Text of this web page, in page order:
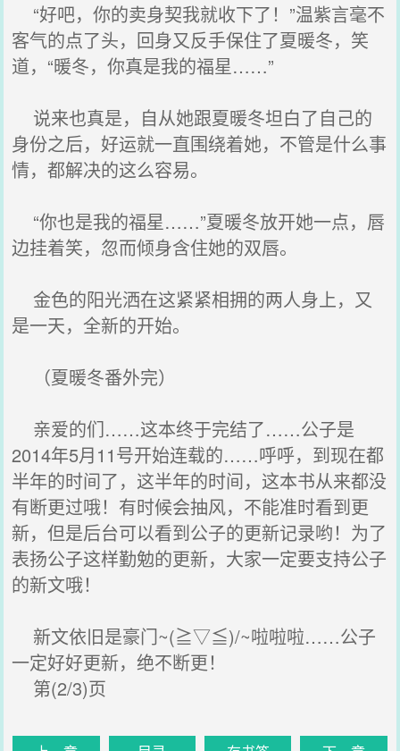
“好吧，你的卖身契我就收下了！”温紫言毫不
客气的点了头，回身又反手保住了夏暖冬，笑
道，“暖冬，你真是我的福星……”
说来也真是，自从她跟夏暖冬坦白了自己的
身份之后，好运就一直围绕着她，不管是什么事
情，都解决的这么容易。
“你也是我的福星……”夏暖冬放开她一点，唇
边挂着笑，忽而倾身含住她的双唇。
金色的阳光洒在这紧紧相拥的两人身上，又
是一天，全新的开始。
（夏暖冬番外完）
亲爱的们……这本终于完结了……公子是
2014年5月11号开始连载的……呼呼，到现在都
半年的时间了，这半年的时间，这本书从来都没
有断更过哦！有时候会抽风，不能准时看到更
新，但是后台可以看到公子的更新记录哟！为了
表扬公子这样勤勉的更新，大家一定要支持公子
的新文哦！
新文依旧是豪门~(≧▽≦)/~啦啦啦……公子
一定好好更新，绝不断更！
第(2/3)页